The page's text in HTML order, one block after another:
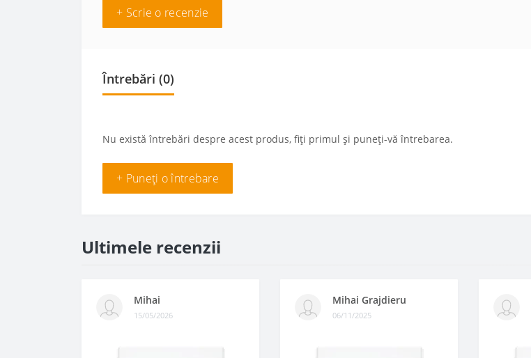
+ Scrie o recenzie
Întrebări (0)
Nu există întrebări despre acest produs, fiți primul și puneți-vă întrebarea.
+ Puneți o întrebare
Ultimele recenzii
Mihai
15/05/2026
Mihai Grajdieru
06/11/2025